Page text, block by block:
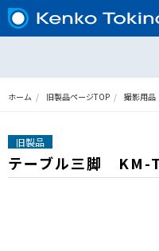
ホーム 旧製品ページTOP 撮影用品
旧製品
テーブル三脚 KM-